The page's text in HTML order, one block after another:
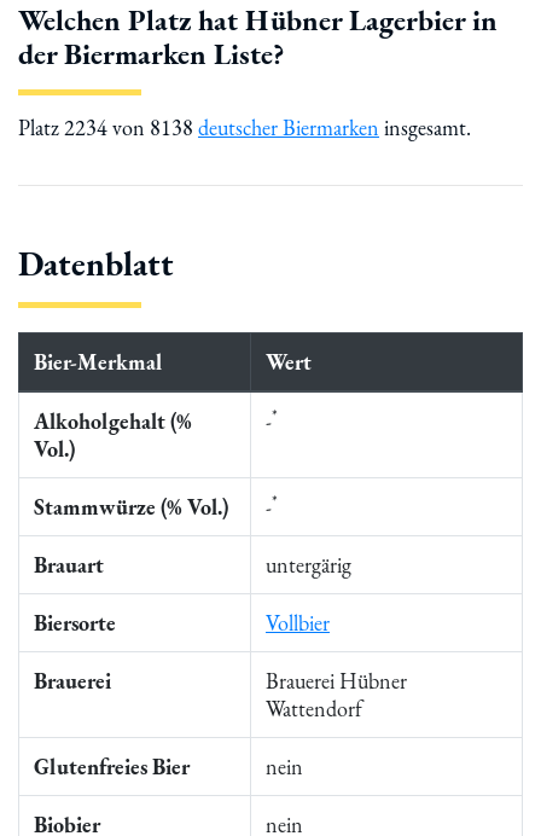
Welchen Platz hat Hübner Lagerbier in
der Biermarken Liste?
Platz 2234 von 8138 deutscher Biermarken insgesamt.
Datenblatt
Bier-Merkmal Wert
Alkoholgehalt (%
Vol.)
-*
Stammwürze (% Vol.) -*
Brauart untergärig
Biersorte Vollbier
Brauerei
Brauerei Hübner
Wattendorf
Glutenfreies Bier nein
Biobier nein